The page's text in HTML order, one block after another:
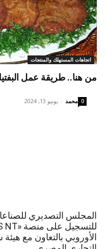
اتجاهات المستهلك والمنتجات
من هنا.. طريقة عمل
محمد - يونيو 13, 2024 0
المجلس التصديري
الأوروبي بالتعاون مع هيئة